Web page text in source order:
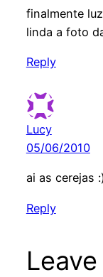
finalmente
linda a foto
Reply
Lucy
05/06/2010
ai as cerejas
Reply